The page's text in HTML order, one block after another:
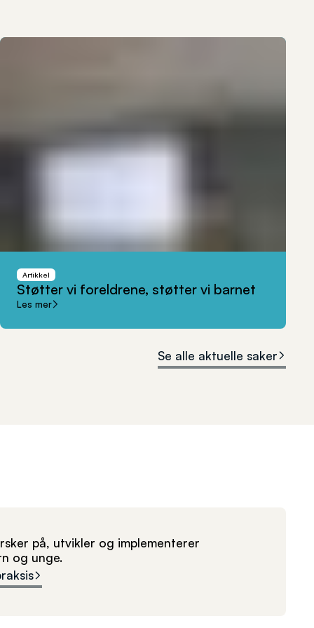
Artikkel
Støtter vi foreldrene, støtter vi barnet
Les mer
Se alle aktuelle saker
på, utvikler og implementerer
og unge.